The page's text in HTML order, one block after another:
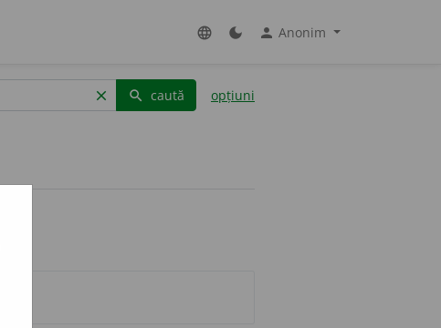
language dark_mode person Anonim
clear search caută opțiuni